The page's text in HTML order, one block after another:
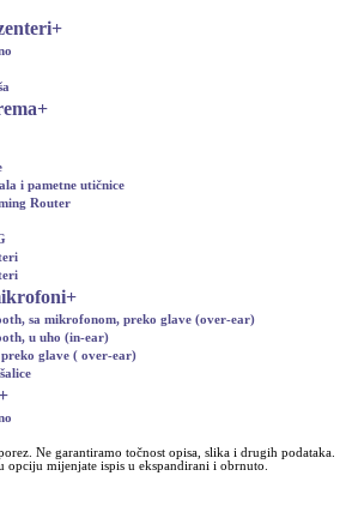
+
+
i pametne utičnice
Router
+
sa mikrofonom, preko glave (over-ear)
u uho (in-ear)
glave ( over-ear)
Ne garantiramo točnost opisa, slika i drugih podataka.
opciju mijenjate ispis u ekspandirani i obrnuto.